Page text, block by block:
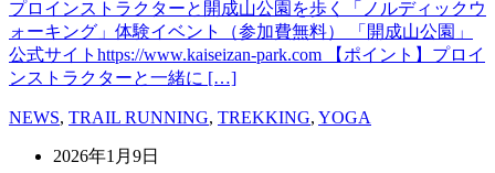
プロインストラクターと開成山公園を歩く「ノルディックウ
ォーキング」体験イベント（参加費無料） 「開成山公園」
公式サイトhttps://www.kaiseizan-park.com 【ポイント】プロイ
ンストラクターと一緒に […]
NEWS, TRAIL RUNNING, TREKKING, YOGA
2026年1月9日